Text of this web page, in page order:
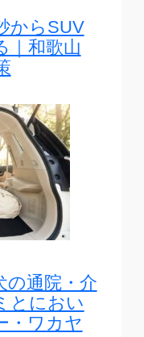
からSUV
｜和歌山
の通院・介
とにおい
ワカヤ